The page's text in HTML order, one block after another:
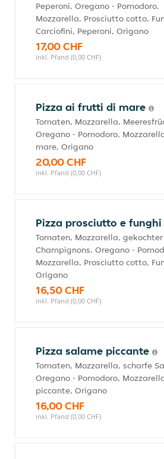
Peperoni, Oregano - Pomodoro,
Mozzarella, Prosciutto cotto,
Carciofini, Peperoni, Origano
17,00 CHF
inkl. Pfand (0,00 CHF)
Pizza ai frutti di mare
Tomaten, Mozzarella,
Oregano - Pomodoro,
mare, Origano
20,00 CHF
inkl. Pfand (0,00 CHF)
Pizza prosciutto e funghi
Tomaten, Mozzarella, gekochter
Champignons, Oregano -
Mozzarella, Prosciutto cotto,
Origano
16,50 CHF
inkl. Pfand (0,00 CHF)
Pizza salame piccante
Tomaten, Mozzarella, scharfe
Oregano - Pomodoro,
piccante, Origano
16,00 CHF
inkl. Pfand (0,00 CHF)